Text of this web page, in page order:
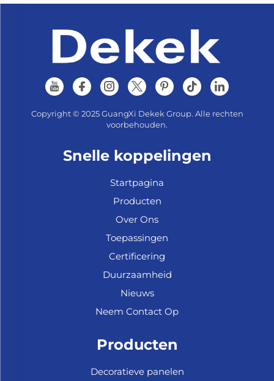
Copyright © 2025 GuangXi Dekek Group. Alle rechten
voorbehouden.
Snelle koppelingen
Startpagina
Producten
Over Ons
Toepassingen
Certificering
Duurzaamheid
Nieuws
Neem Contact Op
Producten
Decoratieve panelen